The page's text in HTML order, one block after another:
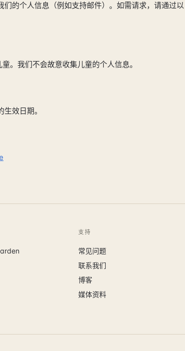
的个人信息（例如支持邮件）。如需请求，请通过以
。我们不会故意收集儿童的个人信息。
效日期。
支持
常见问题
联系我们
博客
媒体资料